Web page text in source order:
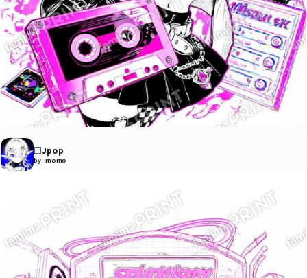
□Jpop
by momo